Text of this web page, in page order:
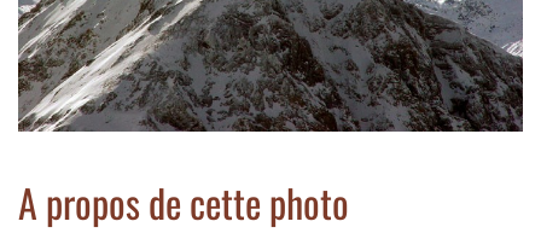
A propos de cette photo